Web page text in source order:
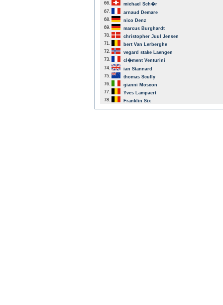
66.
michael Sch�r
67.
arnaud Demare
68.
nico Denz
69.
marcus Burghardt
70.
christopher Juul Jensen
71.
bert Van Lerberghe
72.
vegard stake Laengen
73.
cl�ment Venturini
74.
ian Stannard
75.
thomas Scully
76.
gianni Moscon
77.
Yves Lampaert
78.
Franklin Six